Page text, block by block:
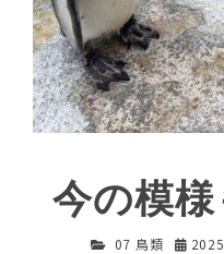
今の模様
07 鳥類